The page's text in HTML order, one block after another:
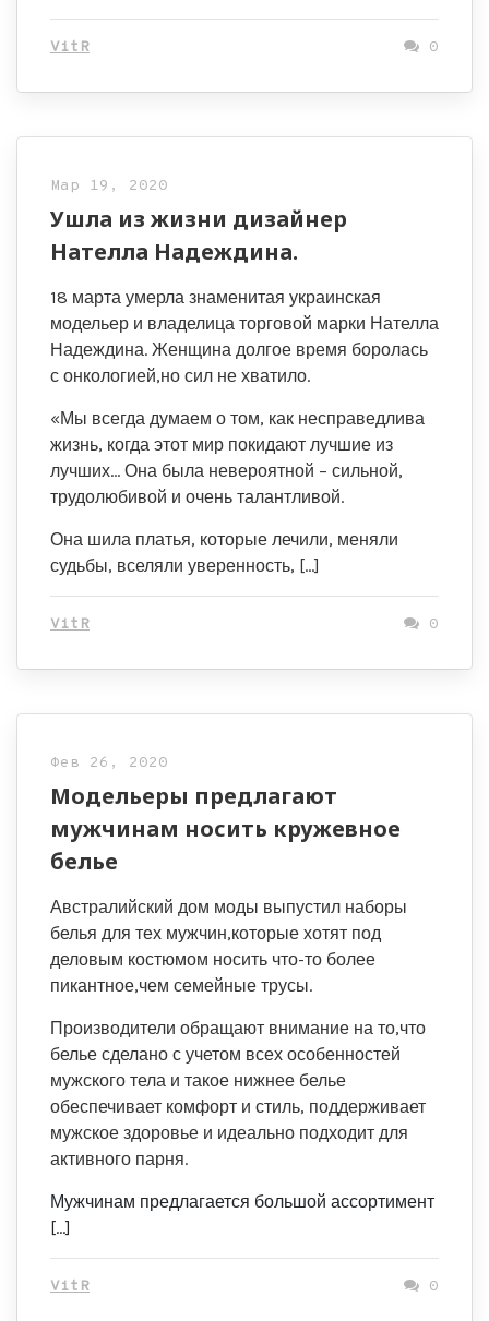
VitR 0
Мар 19, 2020
Ушла из жизни дизайнер
Нателла Надеждина.
18 марта умерла знаменитая украинская
модельер и владелица торговой марки Нателла
Надеждина. Женщина долгое время боролась
с онкологией,но сил не хватило.
«Мы всегда думаем о том, как несправедлива
жизнь, когда этот мир покидают лучшие из
лучших… Она была невероятной – сильной,
трудолюбивой и очень талантливой.
Она шила платья, которые лечили, меняли
судьбы, вселяли уверенность, […]
VitR 0
Фев 26, 2020
Модельеры предлагают
мужчинам носить кружевное
белье
Австралийский дом моды выпустил наборы
белья для тех мужчин,которые хотят под
деловым костюмом носить что-то более
пикантное,чем семейные трусы.
Производители обращают внимание на то,что
белье сделано с учетом всех особенностей
мужского тела и такое нижнее белье
обеспечивает комфорт и стиль, поддерживает
мужское здоровье и идеально подходит для
активного парня.
Мужчинам предлагается большой ассортимент
[…]
VitR 0